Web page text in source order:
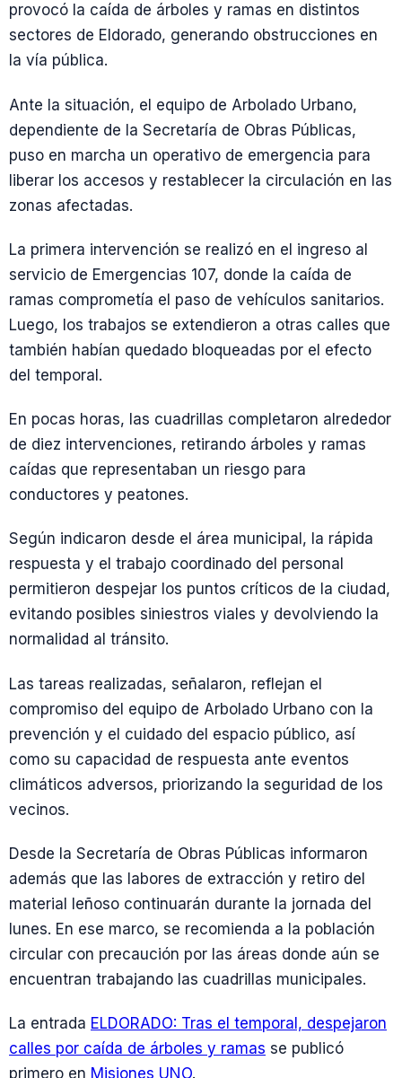
provocó la caída de árboles y ramas en distintos
sectores de Eldorado, generando obstrucciones en
la vía pública.
Ante la situación, el equipo de Arbolado Urbano,
dependiente de la Secretaría de Obras Públicas,
puso en marcha un operativo de emergencia para
liberar los accesos y restablecer la circulación en las
zonas afectadas.
La primera intervención se realizó en el ingreso al
servicio de Emergencias 107, donde la caída de
ramas comprometía el paso de vehículos sanitarios.
Luego, los trabajos se extendieron a otras calles que
también habían quedado bloqueadas por el efecto
del temporal.
En pocas horas, las cuadrillas completaron alrededor
de diez intervenciones, retirando árboles y ramas
caídas que representaban un riesgo para
conductores y peatones.
Según indicaron desde el área municipal, la rápida
respuesta y el trabajo coordinado del personal
permitieron despejar los puntos críticos de la ciudad,
evitando posibles siniestros viales y devolviendo la
normalidad al tránsito.
Las tareas realizadas, señalaron, reflejan el
compromiso del equipo de Arbolado Urbano con la
prevención y el cuidado del espacio público, así
como su capacidad de respuesta ante eventos
climáticos adversos, priorizando la seguridad de los
vecinos.
Desde la Secretaría de Obras Públicas informaron
además que las labores de extracción y retiro del
material leñoso continuarán durante la jornada del
lunes. En ese marco, se recomienda a la población
circular con precaución por las áreas donde aún se
encuentran trabajando las cuadrillas municipales.
La entrada ELDORADO: Tras el temporal, despejaron
calles por caída de árboles y ramas se publicó
primero en Misiones UNO.